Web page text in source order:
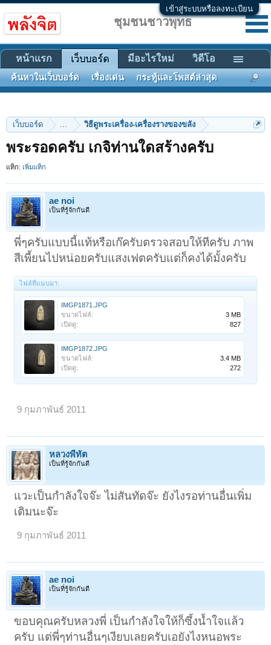
เข้าสู่ระบบหรือลงทะเบียน
เว็บบอร์ด ... วิธีดูพระเครื่อง-เครื่องรางของขลัง
พระรอดครับ เกจิท่านใดสร้างครับ
แท็ก: เพิ่มแท็ก
ae noi
เป็นที่รู้จักกันดี
พี่ๆครับแบบนี้แท้หรือเก๊ครับตรวจสอบให้ทีครับ ภาพ
สีเพี้ยนไปหน่อยครับแสงเฟตครับแต่ก็คงได้มั้งครับ
ไฟล์ที่แนบมา:
IMGP1871.JPG
ขนาดไฟล์:
3 MB
เปิดดู:
827
IMGP1872.JPG
ขนาดไฟล์:
3.4 MB
เปิดดู:
272
9 กุมภาพันธ์ 2011
หลวงพี่ทัต
เป็นที่รู้จักกันดี
แวะเป็นกำลังใจจ๊ะ ไม่สันทัดจ๊ะ ยังไงรอท่านอื่นเพิ่ม
เติมนะจ๊ะ
9 กุมภาพันธ์ 2011
ae noi
เป็นที่รู้จักกันดี
ขอบคุณครับหลวงพี่ เป็นกำลังใจให้ก็ซึ้งน้ำใจแล้ว
ครับ แต่พี่ๆท่านอื่นๆเงียบเลยครับเอยังไงหนอพระ
ชุมชนชาวพุทธ
หน้าแรก เว็บบอร์ด
ค้นหาในเว็บบอร์ด เรื่องเด่น กระทู้และโพสต์ล่าสุด
มีอะไรใหม่ วิดีโอ